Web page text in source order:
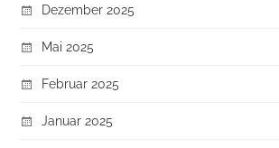
Dezember 2025
Mai 2025
Februar 2025
Januar 2025